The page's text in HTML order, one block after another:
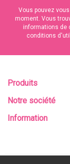
Vous pouvez
moment. Vous
informations de
conditions
Produits
Notre société
Information